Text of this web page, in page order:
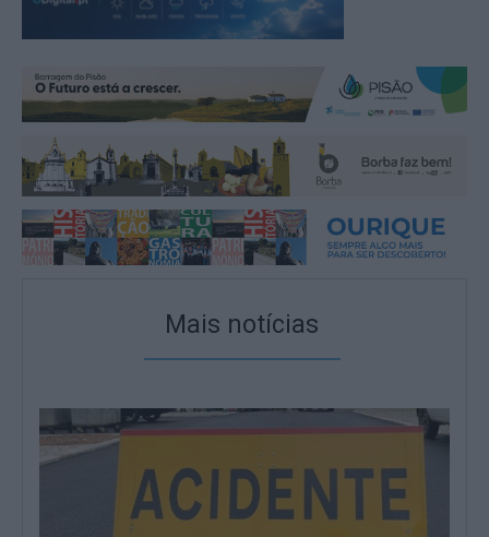
Mais notícias